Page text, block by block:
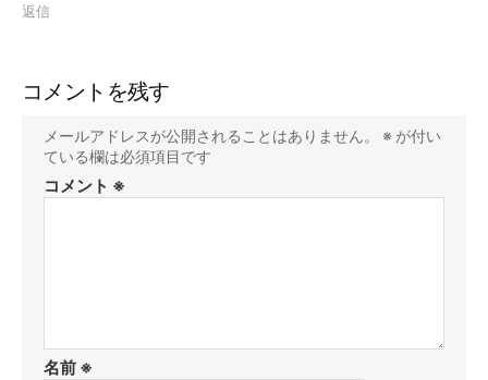
返信
コメントを残す
メールアドレスが公開されることはありません。 ※ が付い
ている欄は必須項目です
コメント ※
名前 ※